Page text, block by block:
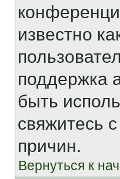
известно
поддержка
быть
свяжитесь
причин.
Вернуться к